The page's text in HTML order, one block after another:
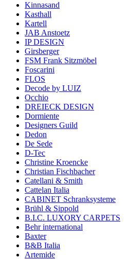
Kinnasand
Kasthall
Kartell
JAB Anstoetz
IP DESIGN
Girsberger
FSM Frank Sitzmöbel
Foscarini
FLOS
Decode by LUIZ
Occhio
DREIECK DESIGN
Dormiente
Designers Guild
Dedon
De Sede
D-Tec
Christine Kroencke
Christian Fischbacher
Catellani & Smith
Cattelan Italia
CABINET Schranksysteme
Brühl & Sippold
B.I.C. LUXORY CARPETS
Behr international
Baxter
B&B Italia
Artemide